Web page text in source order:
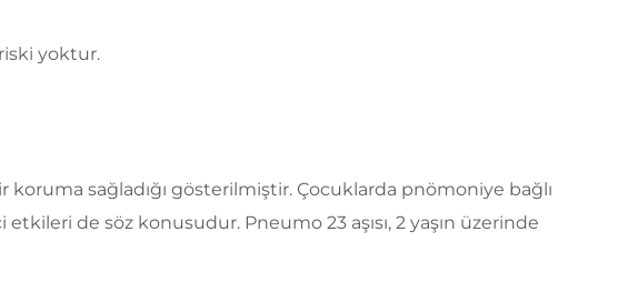
riski yoktur.
koruma sağladığı gösterilmiştir. Çocuklarda pnömoniye bağlı
de söz konusudur. Pneumo 23 aşısı, 2 yaşın üzerinde